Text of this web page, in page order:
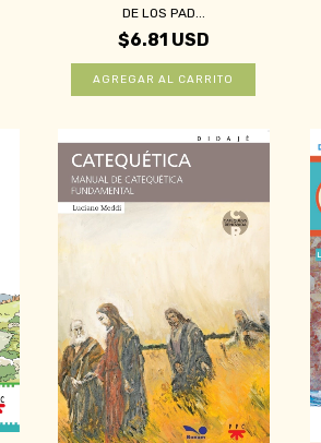
DE LOS PAD...
$6.81 USD